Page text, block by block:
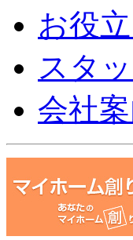
お役
スタ
会社